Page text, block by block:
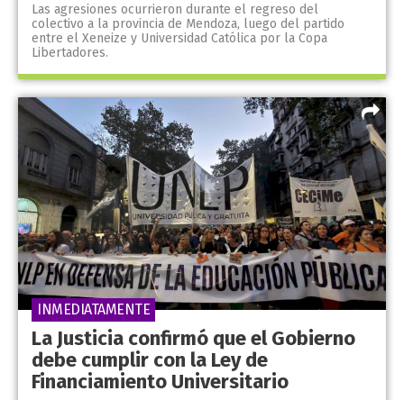
Las agresiones ocurrieron durante el regreso del
colectivo a la provincia de Mendoza, luego del partido
entre el Xeneize y Universidad Católica por la Copa
Libertadores.
La Justicia confirmó que el Gobierno
debe cumplir con la Ley de
Financiamiento Universitario
INMEDIATAMENTE